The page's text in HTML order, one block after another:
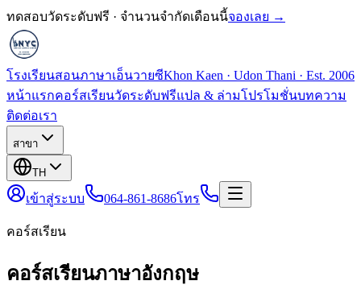
ทดสอบวัดระดับฟรี · จำนวนจำกัดเดือนนี้จองเลย →
โรงเรียนสอนภาษาเอ็นวายซีKhon Kaen · Udon Thani · Est. 2006
หน้าแรกคอร์สเรียนวัดระดับฟรีแปล & ล่ามโปรโมชั่นบทความ
ติดต่อเรา
สาขา
TH
เข้าสู่ระบบ 064-861-8686โทร
คอร์สเรียน
คอร์สเรียนภาษาอังกฤษ